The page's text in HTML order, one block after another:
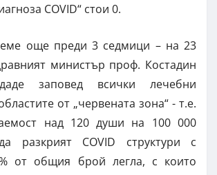
COVID“ стои 0.
още преди 3 седмици – на 23
министър проф. Костадин
заповед всички лечебни
от „червената зона“ - т.е.
над 120 души на 100 000
разкрият COVID структури с
от общия брой легла, с които